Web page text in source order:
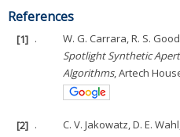
References
[1] .
W. G. Carrara, R. S.
Spotlight Synthetic
Algorithms, Artech
[2] .
C. V. Jakowatz, D. E.